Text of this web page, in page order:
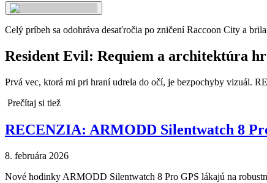
Celý príbeh sa odohráva desaťročia po zničení Raccoon City a
Resident Evil: Requiem a architektúra
Prvá vec, ktorá mi pri hraní udrela do očí, je bezpochyby vizuál.
Prečítaj si tiež
RECENZIA: ARMODD Silentwatch 8
8. februára 2026
Nové hodinky ARMODD Silentwatch 8 Pro GPS lákajú na